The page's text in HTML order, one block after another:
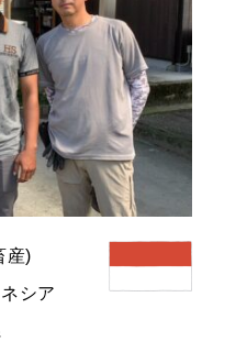
食品製造
建設
ネパール
ベトナム
産)
シア